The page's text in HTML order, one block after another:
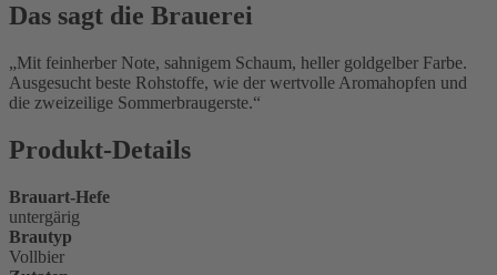
Das sagt die Brauerei
Mit feinherber Note, sahnigem Schaum, heller goldgelber Farbe.
Ausgesucht beste Rohstoffe, wie der wertvolle Aromahopfen und
die zweizeilige Sommerbraugerste.
Produkt-Details
Brauart-Hefe
untergärig
Brautyp
Vollbier